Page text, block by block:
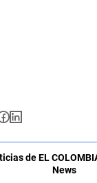
de EL
News